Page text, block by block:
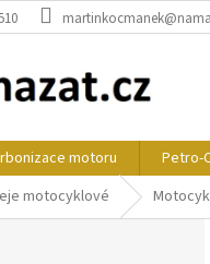
motoru Petro-
motocyklové